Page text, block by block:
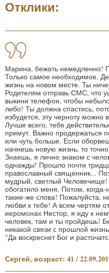
Отклики:
Марина, бежать немедленно!
Только самое необходимое.
жизнь на новом месте. Ты
Родителям отправь СМС, что
выкини телефон, чтобы
либо! Ты должна спастись,
избудется, эту черноту можно
Лучше всего, тебе
примут. Важно продержаться
или чуть больше. Если
начнешь новую жизнь, то
Знаешь, я лично знаком с
однажды! Прошло почти
православный священник...
мудрый, светлый Человечище!
обогатило меня. Потом, когда-
такие-же слова! Пожалуйста,
любви к тебе! А всем чертям
иеромонах Нестор, я иду к
человек, там и ты пройдешь!
никакой связи с прошлой
"Да воскреснет Бог и
Сергей, возраст: 41 /